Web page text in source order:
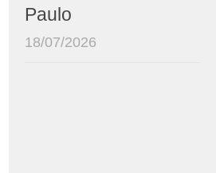
Paulo
18/07/2026